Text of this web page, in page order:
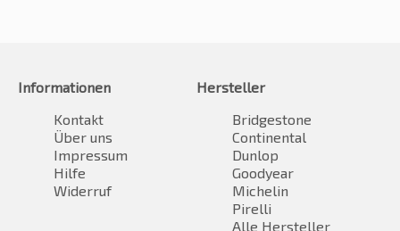
Informationen
Kontakt
Über uns
Impressum
Hilfe
Widerruf
Hersteller
Bridgestone
Continental
Dunlop
Goodyear
Michelin
Pirelli
Alle Hersteller